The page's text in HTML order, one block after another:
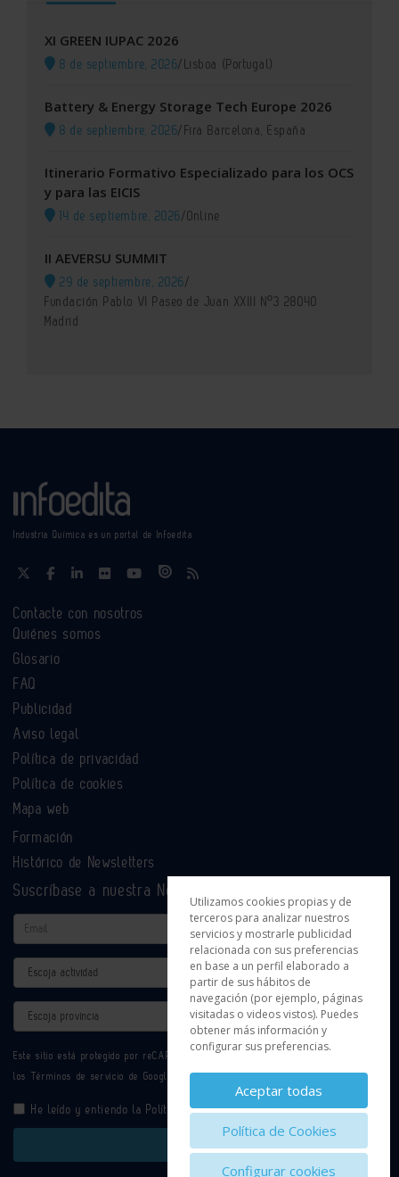
XI GREEN IUPAC 2026
8 de septiembre, 2026/Lisboa (Portugal)
Battery & Energy Storage Tech Europe 2026
8 de septiembre, 2026/Fira Barcelona, España
Itinerario Formativo Especializado para los OCS
y para las EICIS
14 de septiembre, 2026/Online
II AEVERSU SUMMIT
29 de septiembre, 2026/
Fundación Pablo VI Paseo de Juan XXIII Nº3 28040
Madrid
Industria Química es un portal de Infoedita
Contacte con nosotros
Quiénes somos
Glosario
FAQ
Publicidad
Aviso legal
Política de privacidad
Política de cookies
Mapa web
Formación
Histórico de Newsletters
Suscríbase a nuestra Newsletter
Email
Actividad
Provincia
Este sitio está protegido por reCAPTCHA y se aplican la
los Términos de servicio de Google.
He leído y entiendo la Política de Privacidad
Enviar
Utilizamos cookies propias y de
terceros para analizar nuestros
servicios y mostrarle publicidad
relacionada con sus preferencias
en base a un perfil elaborado a
partir de sus hábitos de
navegación (por ejemplo, páginas
visitadas o videos vistos). Puedes
obtener más información y
configurar sus preferencias.
Aceptar todas
Política de Cookies
Configurar cookies